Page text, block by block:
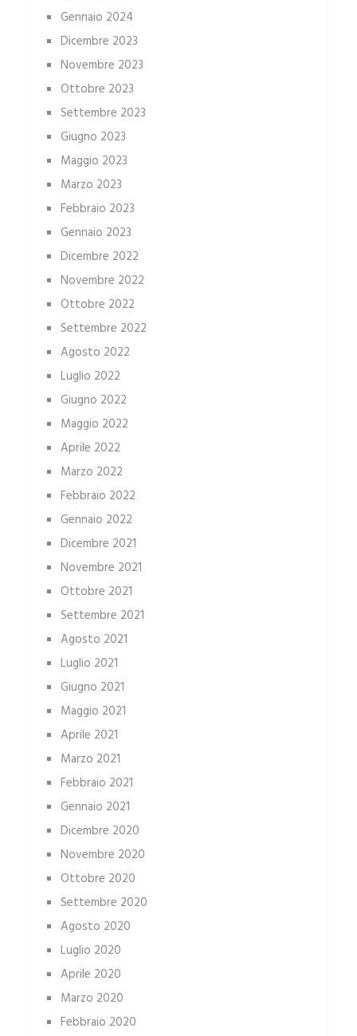
Gennaio 2024
Dicembre 2023
Novembre 2023
Ottobre 2023
Settembre 2023
Giugno 2023
Maggio 2023
Marzo 2023
Febbraio 2023
Gennaio 2023
Dicembre 2022
Novembre 2022
Ottobre 2022
Settembre 2022
Agosto 2022
Luglio 2022
Giugno 2022
Maggio 2022
Aprile 2022
Marzo 2022
Febbraio 2022
Gennaio 2022
Dicembre 2021
Novembre 2021
Ottobre 2021
Settembre 2021
Agosto 2021
Luglio 2021
Giugno 2021
Maggio 2021
Aprile 2021
Marzo 2021
Febbraio 2021
Gennaio 2021
Dicembre 2020
Novembre 2020
Ottobre 2020
Settembre 2020
Agosto 2020
Luglio 2020
Aprile 2020
Marzo 2020
Febbraio 2020